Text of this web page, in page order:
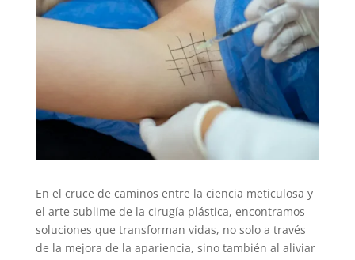
En el cruce de caminos entre la ciencia meticulosa y
el arte sublime de la cirugía plástica, encontramos
soluciones que transforman vidas, no solo a través
de la mejora de la apariencia, sino también al aliviar